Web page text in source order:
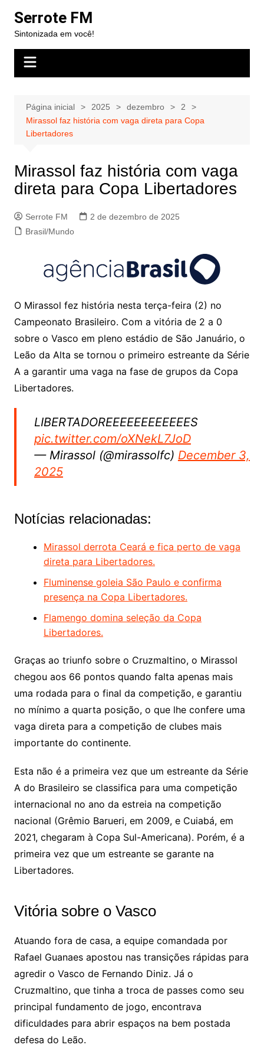
para
conteúdo
Serrote FM
Sintonizada em você!
Página inicial 2025 dezembro
2
Mirassol faz história com vaga direta para Copa
Libertadores
Mirassol faz história com vaga
direta para Copa Libertadores
Serrote FM
2 de dezembro de 2025
Brasil/Mundo
O Mirassol fez história nesta terça-feira (2) no
Campeonato Brasileiro. Com a vitória de 2 a 0
sobre o Vasco em pleno estádio de São Januário, o
Leão da Alta se tornou o primeiro estreante da Série
A a garantir uma vaga na fase de grupos da Copa
Libertadores.
LIBERTADOREEEEEEEEEEEES
pic.twitter.com/oXNekL7JoD
— Mirassol (@mirassolfc) December 3,
2025
Notícias relacionadas:
Mirassol derrota Ceará e fica perto de vaga
direta para Libertadores.
Fluminense goleia São Paulo e confirma
presença na Copa Libertadores.
Flamengo domina seleção da Copa
Libertadores.
Graças ao triunfo sobre o Cruzmaltino, o Mirassol
chegou aos 66 pontos quando falta apenas mais
uma rodada para o final da competição, e garantiu
no mínimo a quarta posição, o que lhe confere uma
vaga direta para a competição de clubes mais
importante do continente.
Esta não é a primeira vez que um estreante da Série
A do Brasileiro se classifica para uma competição
internacional no ano da estreia na competição
nacional (Grêmio Barueri, em 2009, e Cuiabá, em
2021, chegaram à Copa Sul-Americana). Porém, é a
primeira vez que um estreante se garante na
Libertadores.
Vitória sobre o Vasco
Atuando fora de casa, a equipe comandada por
Rafael Guanaes apostou nas transições rápidas para
agredir o Vasco de Fernando Diniz. Já o
Cruzmaltino, que tinha a troca de passes como seu
principal fundamento de jogo, encontrava
dificuldades para abrir espaços na bem postada
defesa do Leão.